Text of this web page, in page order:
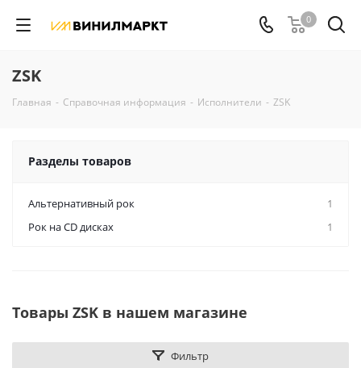
0
ZSK
Главная - Справочная информация - Исполнители - ZSK
Разделы товаров
Альтернативный рок
1
Рок на CD дисках
1
Товары ZSK в нашем магазине
Фильтр